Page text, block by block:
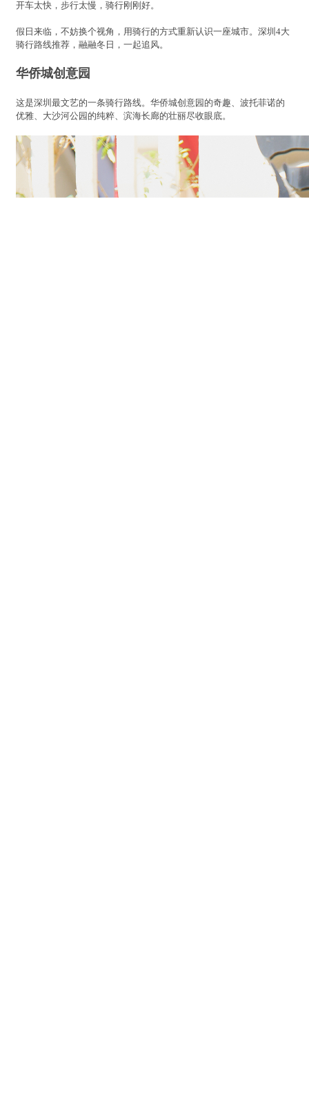
开车太快，步行太慢，骑行刚刚好。
假日来临，不妨换个视角，用骑行的方式重新认识一座城市。深圳4大
骑行路线推荐，融融冬日，一起追风。
华侨城创意园
这是深圳最文艺的一条骑行路线。华侨城创意园的奇趣、波托菲诺的
优雅、大沙河公园的纯粹、滨海长廊的壮丽尽收眼底。